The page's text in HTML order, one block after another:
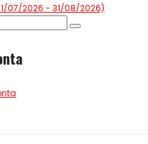
07/2026 - 31/08/2026)